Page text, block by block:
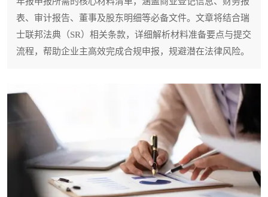
表、审计报告、董事及股东明细等必备文件。文章将结合瑞
士联邦法典（SR）相关条款，详细解析材料准备要点与提交
流程，帮助企业主高效完成合规申报，规避潜在法律风险。